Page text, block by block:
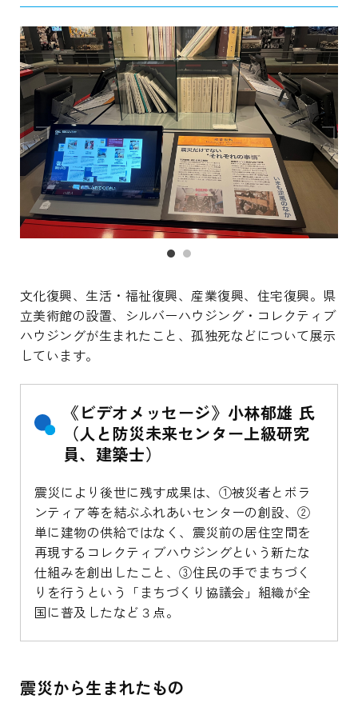
文化復興、生活・福祉復興、産業復興、住宅復興。県
立美術館の設置、シルバーハウジング・コレクティブ
ハウジングが生まれたこと、孤独死などについて展示
しています。
《ビデオメッセージ》小林郁雄 氏
（人と防災未来センター上級研究
員、建築士）
震災により後世に残す成果は、①被災者とボラ
ンティア等を結ぶふれあいセンターの創設、②
単に建物の供給ではなく、震災前の居住空間を
再現するコレクティブハウジングという新たな
仕組みを創出したこと、③住民の手でまちづく
りを行うという「まちづくり協議会」組織が全
国に普及したなど３点。
震災から生まれたもの